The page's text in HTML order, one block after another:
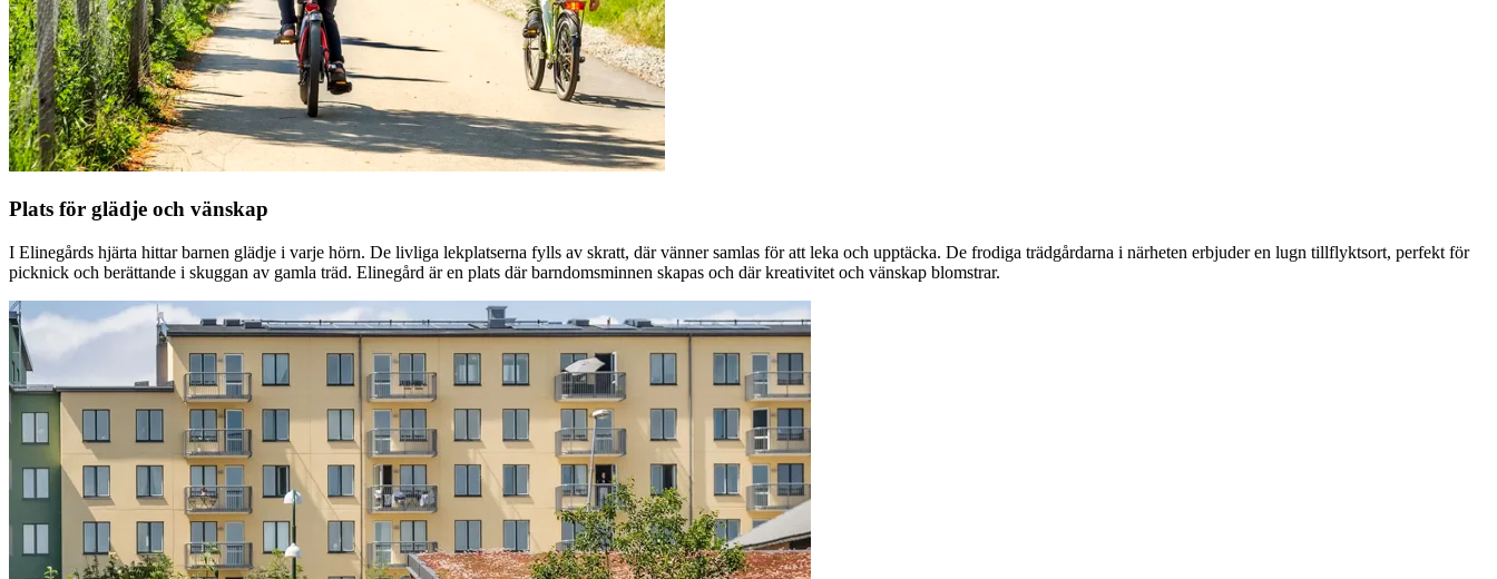
Plats för glädje och vänskap
I Elinegårds hjärta hittar barnen glädje i varje hörn. De livliga lekplatserna fylls av skratt, där vänner samlas för att leka och upptäcka. De frodiga trädgårdarna i närheten erbjuder en lugn tillflyktsort, perfekt för
picknick och berättande i skuggan av gamla träd. Elinegård är en plats där barndomsminnen skapas och där kreativitet och vänskap blomstrar.